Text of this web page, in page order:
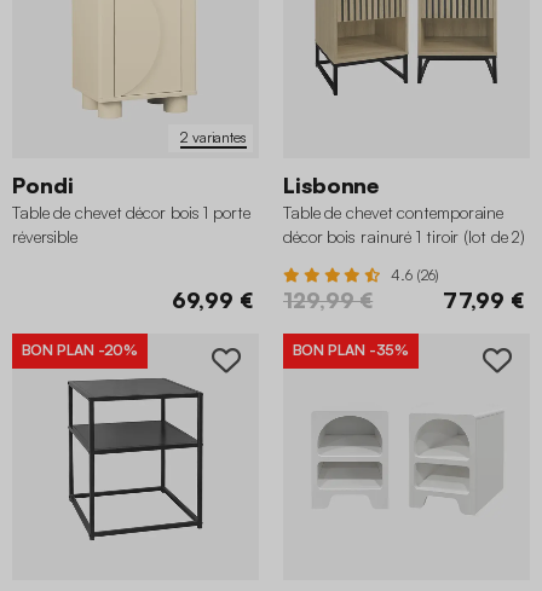
2 variantes
Pondi
Table de chevet décor bois 1 porte
réversible
69,99 €
Lisbonne
Table de chevet contemporaine
décor bois rainuré 1 tiroir (lot de 2)
4.6 (26)
129,99 € 77,99 €
BON PLAN -20% BON PLAN -35%